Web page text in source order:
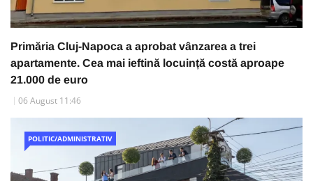
Primăria Cluj-Napoca a aprobat vânzarea a trei
apartamente. Cea mai ieftină locuință costă aproape
21.000 de euro
06 August 11:46
POLITIC/ADMINISTRATIV